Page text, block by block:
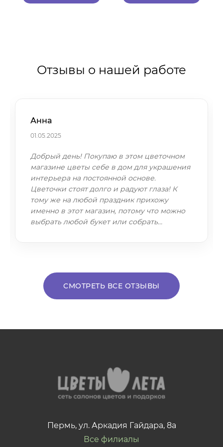
Отзывы о нашей работе
Анна
01.05.2025
Добрый день! Покупаю в этом цветочном
магазине цветы себе в дом для украшения
интерьера на постоянной основе.
Цветочки стоят долго и радуют глаза! К
тому же на любой праздник прихожу
именно в этот магазин, потому что можно
выбрать любой букет или собрать…
СМОТРЕТЬ ВСЕ ОТЗЫВЫ
Пермь, ул. Аркадия Гайдара, 8а
Все филиалы